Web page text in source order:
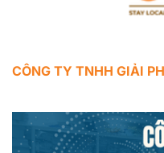
CÔNG TY TNHH GIẢI